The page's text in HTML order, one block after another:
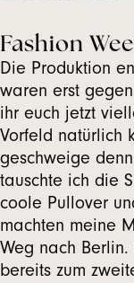
Fashion
Die Produktion
waren erst
ihr euch jetzt
Vorfeld natürlich
geschweige
tauschte ich die
coole Pullover
machten meine
Weg nach
bereits zum